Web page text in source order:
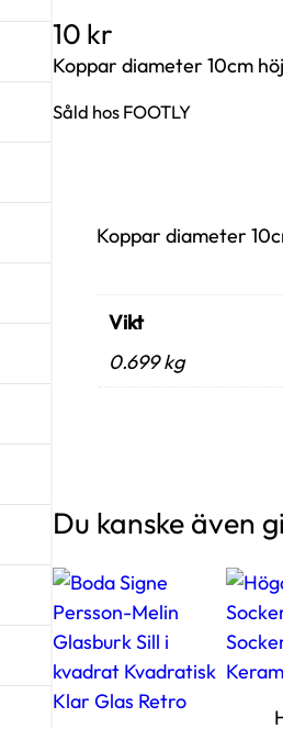
10 kr
Koppar diameter 10cm
Såld hos FOOTLY
Koppar diameter
Vikt
0.699 kg
Du kanske även